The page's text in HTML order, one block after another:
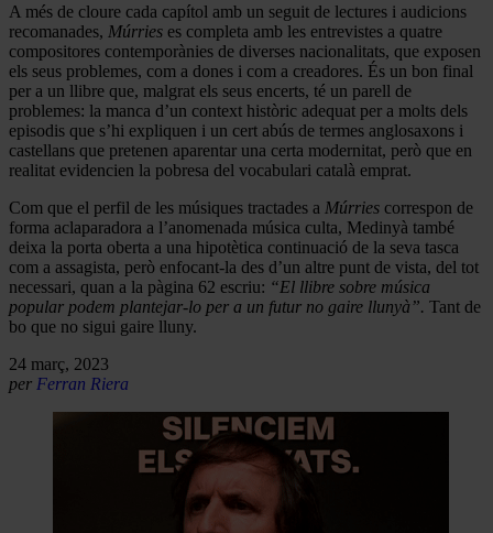
A més de cloure cada capítol amb un seguit de lectures i audicions
recomanades, Múrries es completa amb les entrevistes a quatre
compositores contemporànies de diverses nacionalitats, que exposen
els seus problemes, com a dones i com a creadores. És un bon final
per a un llibre que, malgrat els seus encerts, té un parell de
problemes: la manca d’un context històric adequat per a molts dels
episodis que s’hi expliquen i un cert abús de termes anglosaxons i
castellans que pretenen aparentar una certa modernitat, però que en
realitat evidencien la pobresa del vocabulari català emprat.
Com que el perfil de les músiques tractades a Múrries correspon de
forma aclaparadora a l’anomenada música culta, Medinyà també
deixa la porta oberta a una hipotètica continuació de la seva tasca
com a assagista, però enfocant-la des d’un altre punt de vista, del tot
necessari, quan a la pàgina 62 escriu: “El llibre sobre música
popular podem plantejar-lo per a un futur no gaire llunyà”. Tant de
bo que no sigui gaire lluny.
24 març, 2023
per Ferran Riera